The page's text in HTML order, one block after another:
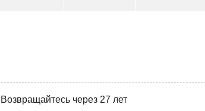
Возвращайтесь через 27 лет